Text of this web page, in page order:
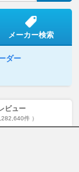
メーカー検索
ダー
ビュー
件 ）